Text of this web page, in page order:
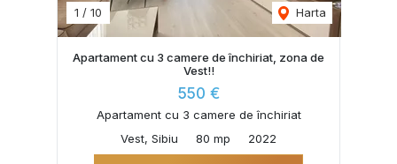
1 / 10 Harta
Apartament cu 3 camere de închiriat, zona de
Vest!!
550 €
Apartament cu 3 camere de închiriat
Vest, Sibiu
80 mp 2022